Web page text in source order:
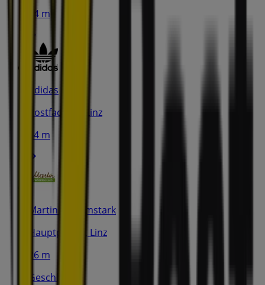
14 m
Adidas
Postfach 18, Linz
14 m
Martin Reformstark
Hauptplatz 2, Linz
26 m
Geschlossen